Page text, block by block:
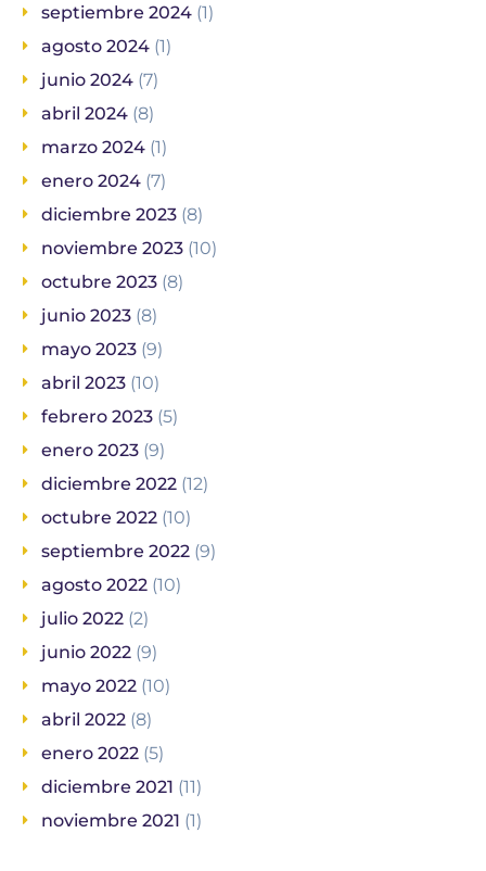
septiembre 2024 (1)
agosto 2024 (1)
junio 2024 (7)
abril 2024 (8)
marzo 2024 (1)
enero 2024 (7)
diciembre 2023 (8)
noviembre 2023 (10)
octubre 2023 (8)
junio 2023 (8)
mayo 2023 (9)
abril 2023 (10)
febrero 2023 (5)
enero 2023 (9)
diciembre 2022 (12)
octubre 2022 (10)
septiembre 2022 (9)
agosto 2022 (10)
julio 2022 (2)
junio 2022 (9)
mayo 2022 (10)
abril 2022 (8)
enero 2022 (5)
diciembre 2021 (11)
noviembre 2021 (1)